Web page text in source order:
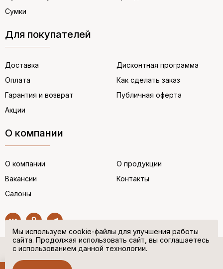
Сумки
Для покупателей
Доставка
Оплата
Гарантия и возврат
Акции
Дисконтная программа
Как сделать заказ
Публичная оферта
О компании
О компании
Вакансии
Салоны
О продукции
Контакты
© “НЕМЕЦКАЯ ОБУВЬ” 2017. Все права защищены.
Политика в отношении персональных данных
Мы используем cookie-файлы для улучшения работы
сайта. Продолжая использовать сайт, вы соглашаетесь
с использованием данной технологии.